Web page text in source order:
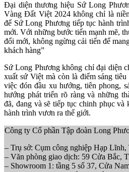
Đại diện thương hiệu Sứ Long
Vàng Đất Việt 2024 không chỉ là
để Sứ Long Phương tiếp tục hành
mới. Với những bước tiến mạnh mẽ,
đổi mới, không ngừng cải tiến để
khách hàng”
Sứ Long Phương không chỉ đại diện
xuất sứ Việt mà còn là điểm sáng
việc đón đầu xu hướng, tiên phong,
hướng phát triển rõ ràng và những
đã, đang và sẽ tiếp tục chinh phục
hành trình vươn ra thế giới.
Công ty Cổ phần Tập đoàn Long
– Trụ sở: Cụm công nghiệp Hạp Lĩnh,
– Văn phòng giao dịch: 59 Cửa Bắc,
– Showroom 1: tầng 5 số 37, Cửa